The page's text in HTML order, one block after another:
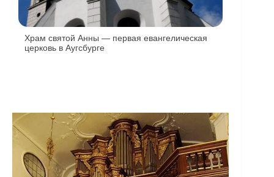
Храм святой Анны — первая евангелическая
церковь в Аугсбурге